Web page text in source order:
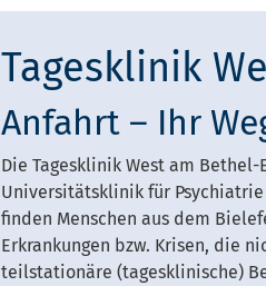
Tagesklinik
Anfahrt – Ihr
Die Tagesklinik West am
Universitätsklinik für
finden Menschen aus dem
Erkrankungen bzw. Krisen, die
teilstationäre (tagesklinische)